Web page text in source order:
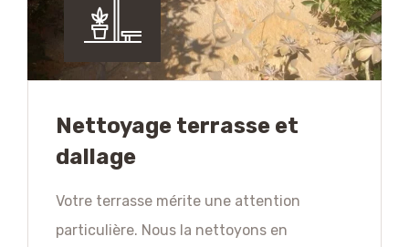
Nettoyage terrasse et
dallage
Votre terrasse mérite une attention
particulière. Nous la nettoyons en